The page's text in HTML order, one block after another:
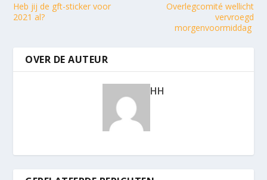
Heb jij de gft-sticker voor
2021 al?
Overlegcomité wellicht
vervroegd
morgenvoormiddag
OVER DE AUTEUR
HH